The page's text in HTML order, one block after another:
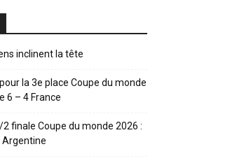
inclinent la tête
la 3e place Coupe du monde
6 – 4 France
finale Coupe du monde 2026 :
Argentine